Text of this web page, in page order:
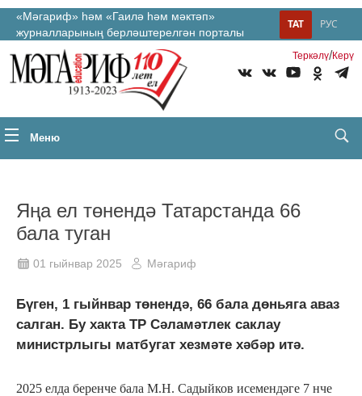
«Мәгариф» һәм «Гаилә һәм мәктәп»
журналларының берләштерелгән порталы
РУС
ТАТ
Теркəлү/Керү
Меню
Яңа ел төнендә Татарстанда 66
бала туган
01 гыйнвар 2025 Мәгариф
Бүген, 1 гыйнвар төнендә, 66 бала дөньяга аваз
салган. Бу хакта ТР Сәламәтлек саклау
министрлыгы матбугат хезмәте хәбәр итә.
2025 елда беренче бала М.Н. Садыйков исемендәге 7 нче